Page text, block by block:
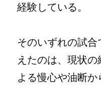
経験している。
そのいずれの試
えたのは、現状
よる慢心や油断か